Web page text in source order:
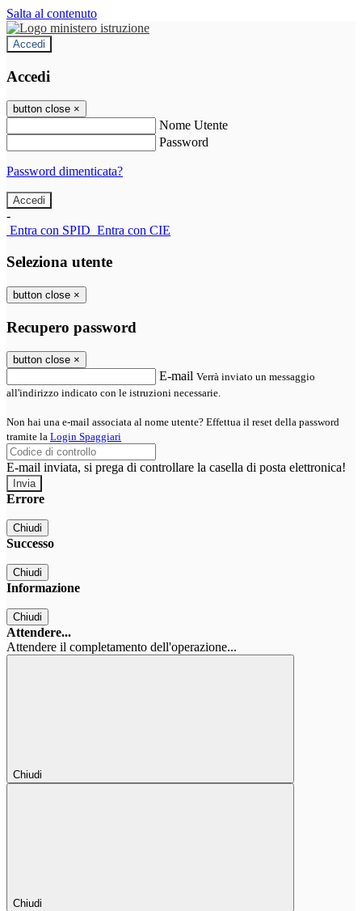
Salta al contenuto
Accedi
Accedi
button close ×
Nome Utente
Password
Password dimenticata?
-
Entra con SPID Entra con CIE
Seleziona utente
button close ×
Recupero password
button close ×
E-mail Verrà inviato un messaggio
all'indirizzo indicato con le istruzioni necessarie.
Non hai una e-mail associata al nome utente? Effettua il reset della password
tramite la Login Spaggiari
E-mail inviata, si prega di controllare la casella di posta elettronica!
Errore
Chiudi
Successo
Chiudi
Informazione
Chiudi
Attendere...
Attendere il completamento dell'operazione...
Chiudi
Chiudi